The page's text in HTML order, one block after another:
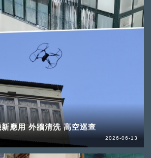
應用 外牆清洗 高空巡查
2026-06-13